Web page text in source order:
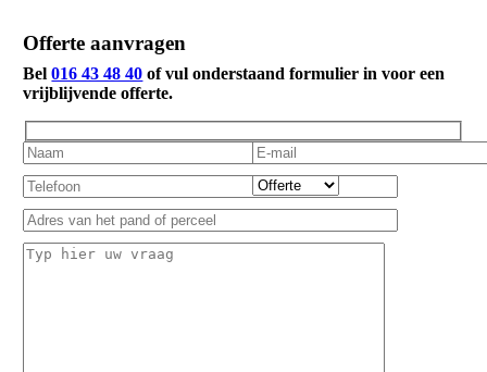
Offerte aanvragen
Bel016 43 48 40 of vul onderstaand formulier in voor een
vrijblijvende offerte.